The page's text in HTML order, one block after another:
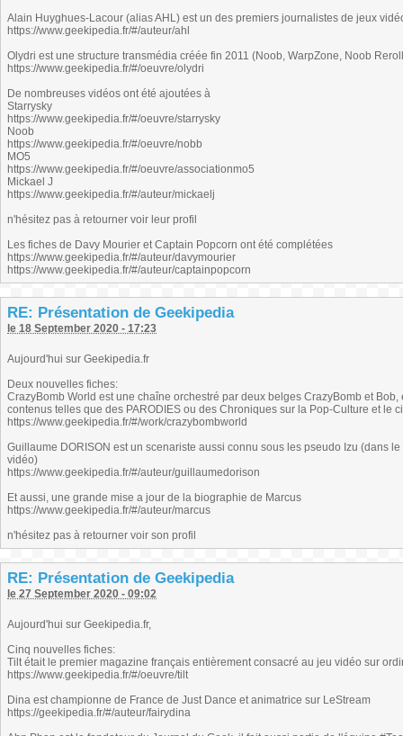
Alain Huyghues-Lacour (alias AHL) est un des premiers journalistes de jeux
https://www.geekipedia.fr/#/auteur/ahl
Olydri est une structure transmédia créée fin 2011 (Noob, WarpZone, Noob
https://www.geekipedia.fr/#/oeuvre/olydri
De nombreuses vidéos ont été ajoutées à
Starrysky
https://www.geekipedia.fr/#/oeuvre/starrysky
Noob
https://www.geekipedia.fr/#/oeuvre/nobb
MO5
https://www.geekipedia.fr/#/oeuvre/associationmo5
Mickael J
https://www.geekipedia.fr/#/auteur/mickaelj
n'hésitez pas à retourner voir leur profil
Les fiches de Davy Mourier et Captain Popcorn ont été complétées
https://www.geekipedia.fr/#/auteur/davymourier
https://www.geekipedia.fr/#/auteur/captainpopcorn
RE: Présentation de Geekipedia
le 18 September 2020 - 17:23
Aujourd'hui sur Geekipedia.fr
Deux nouvelles fiches:
CrazyBomb World est une chaîne orchestré par deux belges CrazyBomb et
contenus telles que des PARODIES ou des Chroniques sur la Pop-Culture et le
https://www.geekipedia.fr/#/work/crazybombworld
Guillaume DORISON est un scenariste aussi connu sous les pseudo Izu (dans
vidéo)
https://www.geekipedia.fr/#/auteur/guillaumedorison
Et aussi, une grande mise a jour de la biographie de Marcus
https://www.geekipedia.fr/#/auteur/marcus
n'hésitez pas à retourner voir son profil
RE: Présentation de Geekipedia
le 27 September 2020 - 09:02
Aujourd'hui sur Geekipedia.fr,
Cinq nouvelles fiches:
Tilt était le premier magazine français entièrement consacré au jeu vidéo sur
https://www.geekipedia.fr/#/oeuvre/tilt
Dina est championne de France de Just Dance et animatrice sur LeStream
https://geekipedia.fr/#/auteur/fairydina